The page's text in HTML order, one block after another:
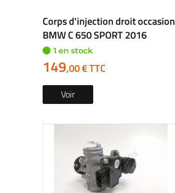
Corps d'injection droit occasion
BMW C 650 SPORT 2016
1 en stock
149,00 € TTC
Voir